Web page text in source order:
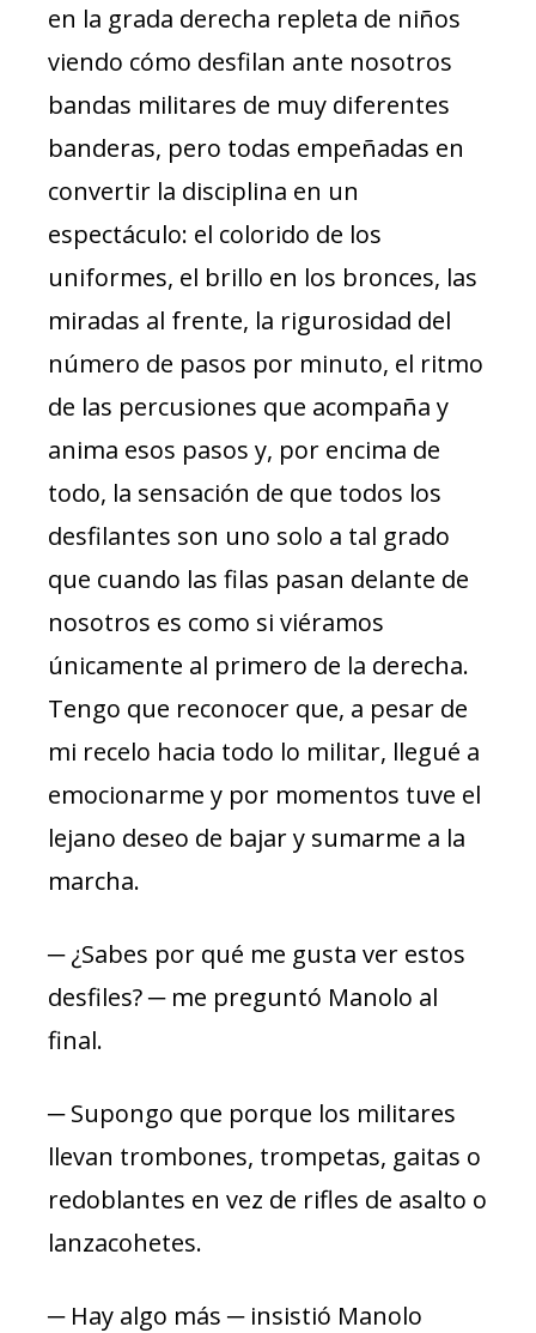
en la grada derecha repleta de niños
viendo cómo desfilan ante nosotros
bandas militares de muy diferentes
banderas, pero todas empeñadas en
convertir la disciplina en un
espectáculo: el colorido de los
uniformes, el brillo en los bronces, las
miradas al frente, la rigurosidad del
número de pasos por minuto, el ritmo
de las percusiones que acompaña y
anima esos pasos y, por encima de
todo, la sensación de que todos los
desfilantes son uno solo a tal grado
que cuando las filas pasan delante de
nosotros es como si viéramos
únicamente al primero de la derecha.
Tengo que reconocer que, a pesar de
mi recelo hacia todo lo militar, llegué a
emocionarme y por momentos tuve el
lejano deseo de bajar y sumarme a la
marcha.
─ ¿Sabes por qué me gusta ver estos
desfiles? ─ me preguntó Manolo al
final.
─ Supongo que porque los militares
llevan trombones, trompetas, gaitas o
redoblantes en vez de rifles de asalto o
lanzacohetes.
─ Hay algo más ─ insistió Manolo